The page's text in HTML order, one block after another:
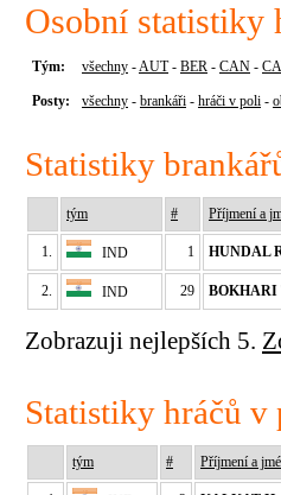
Osobní statistiky
Tým: všechny -AUT- BER - CAN -
Posty: všechny - brankáři - hráči v poli -
Statistiky
tým # Příjmení a
1. IND 1 HUNDAL
2. IND 29 BOKHARI
Zobrazuji nejlepších 5.
Statistiky hráčů
tým # Příjmení a